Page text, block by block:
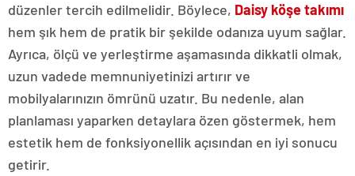
düzenler tercih edilmelidir. Böylece, Daisy köşe takımı
hem şık hem de pratik bir şekilde odanıza uyum sağlar.
Ayrıca, ölçü ve yerleştirme aşamasında dikkatli olmak,
uzun vadede memnuniyetinizi artırır ve
mobilyalarınızın ömrünü uzatır. Bu nedenle, alan
planlaması yaparken detaylara özen göstermek, hem
estetik hem de fonksiyonellik açısından en iyi sonucu
getirir.